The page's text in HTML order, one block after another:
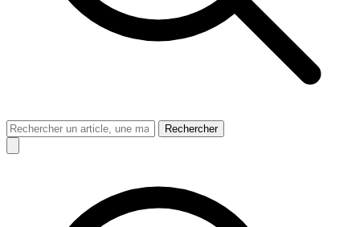
Rechercher